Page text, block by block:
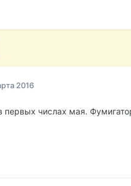
2016
первых числах мая.